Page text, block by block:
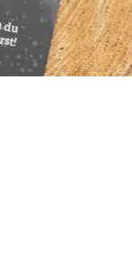
Hochzeit
Boxen